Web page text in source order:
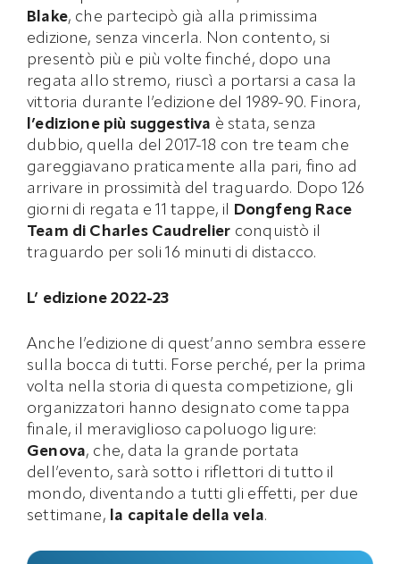
Blake, che partecipò già alla primissima
edizione, senza vincerla. Non contento, si
presentò più e più volte finché, dopo una
regata allo stremo, riuscì a portarsi a casa la
vittoria durante l’edizione del 1989-90. Finora,
l’edizione più suggestiva è stata, senza
dubbio, quella del 2017-18 con tre team che
gareggiavano praticamente alla pari, fino ad
arrivare in prossimità del traguardo. Dopo 126
giorni di regata e 11 tappe, il
Dongfeng Race
Team di Charles Caudrelier conquistò il
traguardo per soli 16 minuti di distacco.
L’ edizione 2022-23
Anche l’edizione di quest’anno sembra essere
sulla bocca di tutti. Forse perché, per la prima
volta nella storia di questa competizione, gli
organizzatori hanno designato come tappa
finale, il meraviglioso capoluogo ligure:
Genova, che, data la grande portata
dell’evento, sarà sotto i riflettori di tutto il
mondo, diventando a tutti gli effetti, per due
settimane,
la capitale della vela.